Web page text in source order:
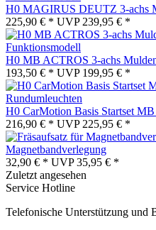
H0 MAGIRUS DEUTZ 3-achs
225,90 € * UVP 239,95 € *
H0 MB ACTROS 3-achs
193,50 € * UVP 199,95 € *
H0 CarMotion Basis Startset
216,90 € * UVP 225,95 € *
Magnetbandverlegung
32,90 € * UVP35,95 € *
Zuletzt angesehen
Service Hotline
Telefonische Unterstützung und